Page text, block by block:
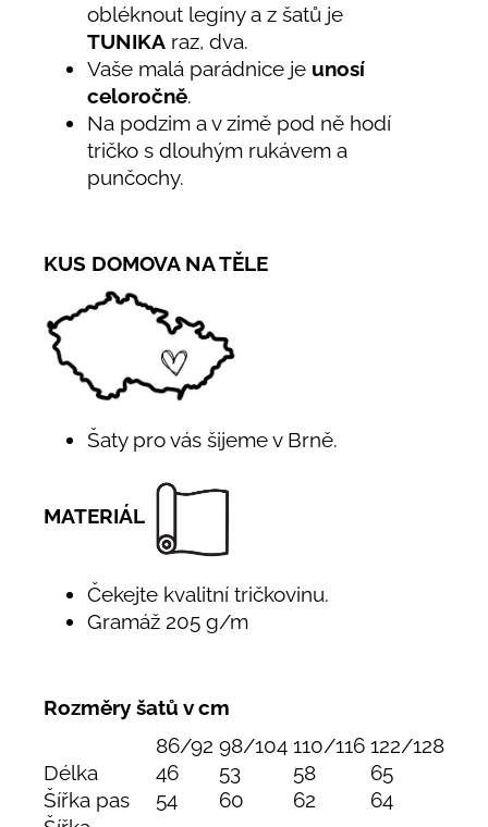
obléknout legíny a z šatů je
TUNIKA raz, dva.
Vaše malá parádnice je unosí
celoročně.
Na podzim a v zimě pod ně hodí
tričko s dlouhým rukávem a
punčochy.
KUS DOMOVA NA TĚLE
Šaty pro vás šijeme v Brně.
MATERIÁL
Čekejte kvalitní tričkovinu.
Gramáž 205 g/m
Rozměry šatů v cm
86/92 98/104 110/116 122/128
Délka
46 53 58
65
Šířka pas
54 60 62
64